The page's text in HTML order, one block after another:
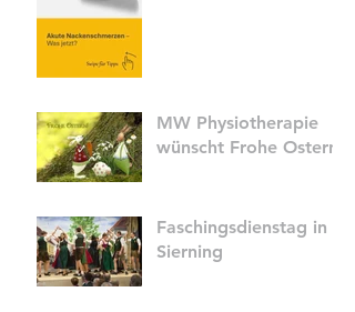
MW Physiotherapie
wünscht Frohe Ostern
Faschingsdienstag in
Sierning